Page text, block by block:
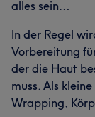
alles sein…
In der Regel
Vorbereitung
der die Haut
muss. Als
Wrapping,